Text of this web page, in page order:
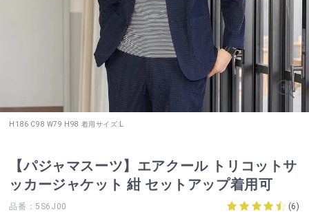
H186 C98 W79 H98 着用サイズ:L
【パジャマスーツ】エアクール トリコットサ
ッカージャケット 紺 セットアップ着用可
品番：5S6J00 (6)